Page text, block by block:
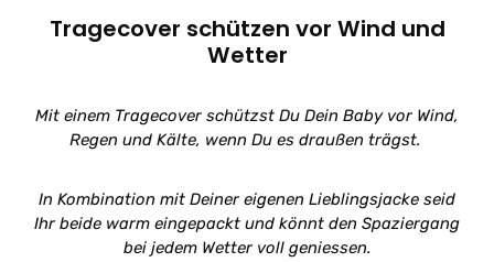
Tragecover schützen vor Wind und
Wetter
Mit einem Tragecover schützst Du Dein Baby vor Wind,
Regen und Kälte, wenn Du es draußen trägst.
In Kombination mit Deiner eigenen Lieblingsjacke seid
Ihr beide warm eingepackt und könnt den Spaziergang
bei jedem Wetter voll geniessen.